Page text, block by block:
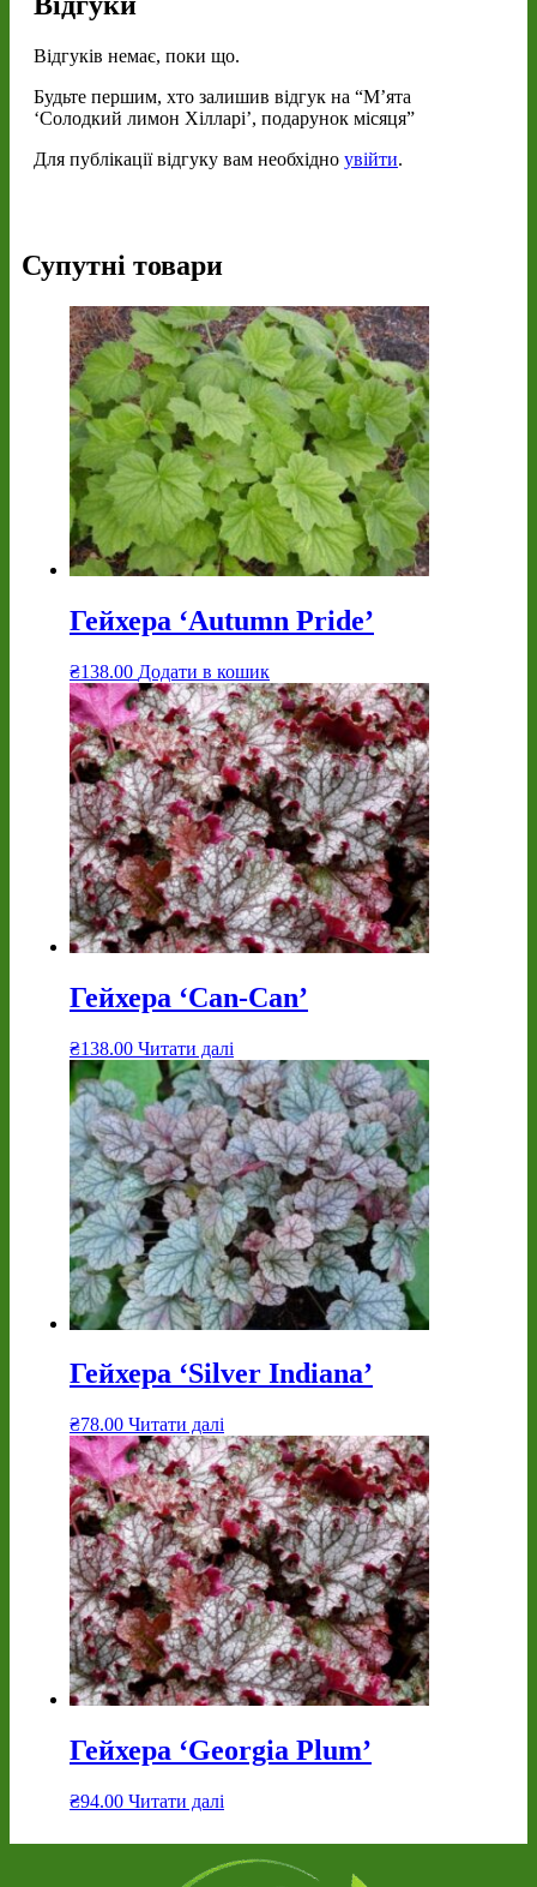
Відгуків немає, поки що.
Будьте першим, хто залишив відгук на “М’ята
‘Солодкий лимон Хілларі’, подарунок місяця”
Для публікації відгуку вам необхідно увійти.
Супутні товари
Гейхера ‘Autumn Pride’
₴138.00 Додати в кошик
Гейхера ‘Can-Can’
₴138.00 Читати далі
Гейхера ‘Silver Indiana’
₴78.00 Читати далі
Гейхера ‘Georgia Plum’
₴94.00 Читати далі